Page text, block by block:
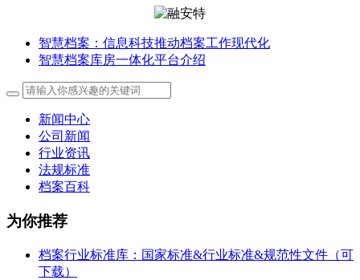
​智慧档案：信息科技推动档案工作现代化
智慧档案库房一体化平台介绍
新闻中心
公司新闻
行业资讯
法规标准
档案百科
为你推荐
档案行业标准库：国家标准&行业标准&规范性文件（可
下载）